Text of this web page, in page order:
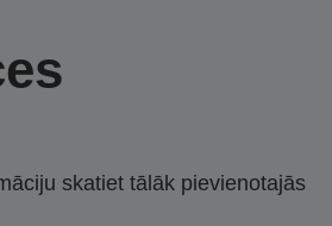
skatiet tālāk pievienotajās